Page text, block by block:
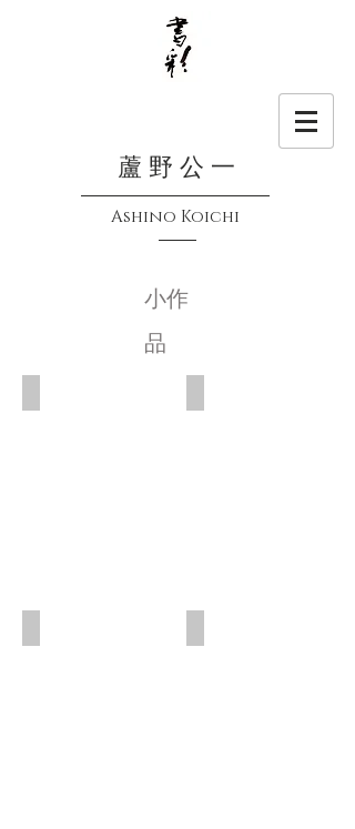
蘆 野 公 一
Ashino Koichi
小作
品